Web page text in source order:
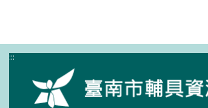
:::